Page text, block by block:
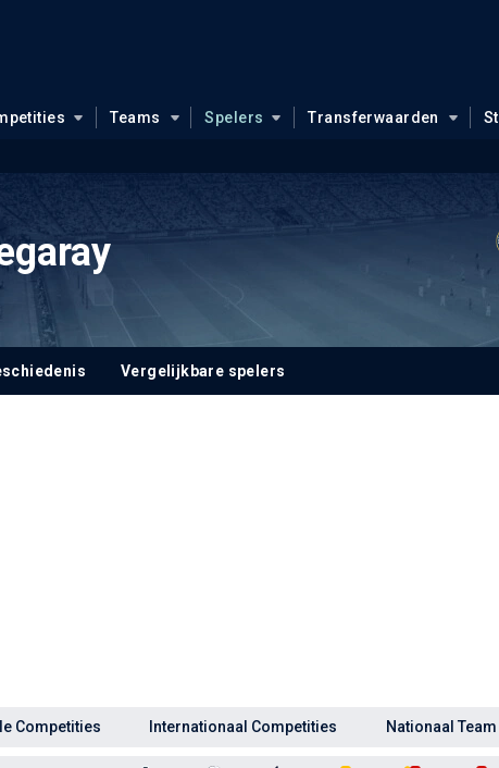
Teams Spelers Transferwaarden
Vergelijkbare spelers
Competities Internationaal Competities Nationaal Team